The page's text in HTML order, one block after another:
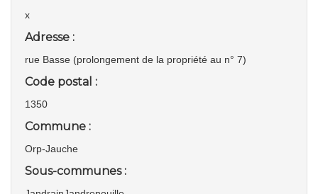
x
Adresse :
rue Basse (prolongement de la propriété au n° 7)
Code postal :
1350
Commune :
Orp-Jauche
Sous-communes :